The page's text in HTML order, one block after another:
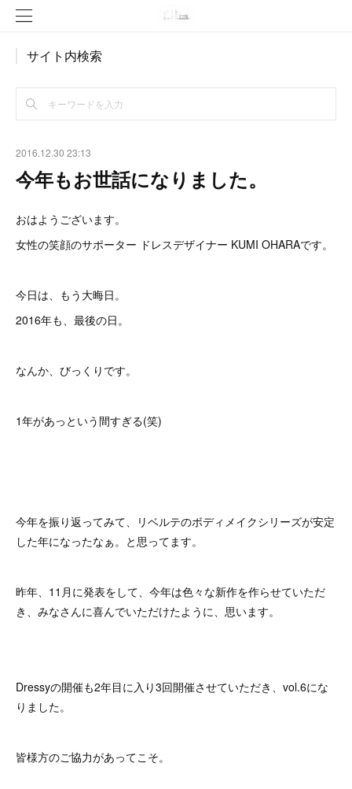
サイト内検索
2016.12.30 23:13
今年もお世話になりました。
おはようございます。
女性の笑顔のサポーター ドレスデザイナー KUMI OHARAです。
今日は、もう大晦日。
2016年も、最後の日。
なんか、びっくりです。
1年があっという間すぎる(笑)
今年を振り返ってみて、リベルテのボディメイクシリーズが安定
した年になったなぁ。と思ってます。
昨年、11月に発表をして、今年は色々な新作を作らせていただ
き、みなさんに喜んでいただけたように、思います。
Dressyの開催も2年目に入り3回開催させていただき、vol.6にな
りました。
皆様方のご協力があってこそ。